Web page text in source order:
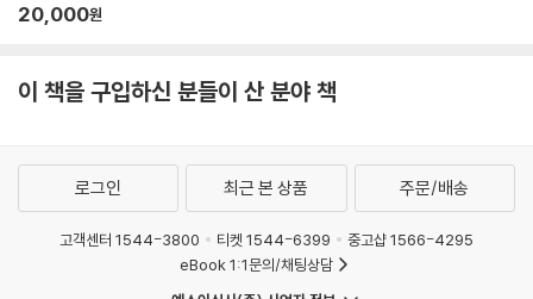
20,000원
이 책을 구입하신 분들이 산 분야 책
로그인 최근 본 상품 주문/배송
고객센터 1544-3800 티켓 1544-6399
중고샵 1566-4295
eBook 1:1문의/채팅상담